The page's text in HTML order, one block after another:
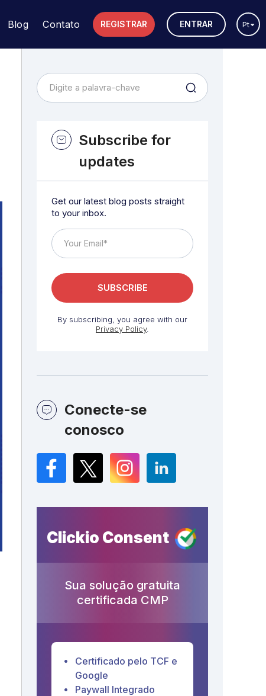
REGISTRAR ENTRAR Pt
Blog Contato
Subscribe for
updates
Get our latest blog posts straight
to your inbox.
By subscribing, you agree with our
Privacy Policy.
Conecte-se
conosco
Facebook
TwitterInstagramLinkedIn
Clickio Consent
Sua solução gratuita
certificada CMP
Certificado pelo TCF e
Google
Paywall Integrado